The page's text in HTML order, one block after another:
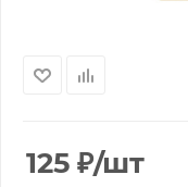
125 ₽/шт